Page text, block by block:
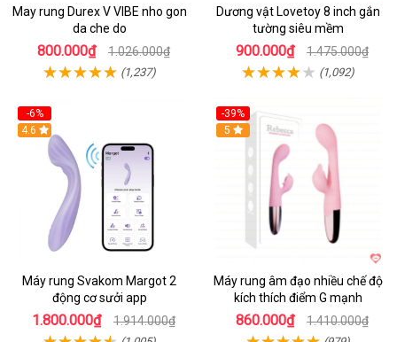
May rung Durex V VIBE nho gon
da che do
800.000₫ 1.026.000₫
(1,237)
Dương vật Lovetoy 8 inch gắn
tường siêu mềm
900.000₫ 1.475.000₫
(1,092)
-6%
4.6
Máy rung Svakom Margot 2
động cơ sưởi app
1.800.000₫ 1.914.000₫
-39%
Hot
5
Máy rung âm đạo nhiều chế độ
kích thích điểm G mạnh
860.000₫ 1.410.000₫